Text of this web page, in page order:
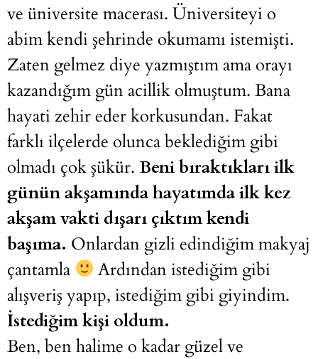
ve üniversite macerası. Üniversiteyi o
abim kendi şehrinde okumamı istemişti.
Zaten gelmez diye yazmıştım ama orayı
kazandığım gün acillik olmuştum. Bana
hayati zehir eder korkusundan. Fakat
farklı ilçelerde olunca beklediğim gibi
olmadı çok şükür. Beni bıraktıkları ilk
günün akşamında hayatımda ilk kez
akşam vakti dışarı çıktım kendi
başıma. Onlardan gizli edindiğim makyaj
çantamla
Ardından istediğim gibi
alışveriş yapıp, istediğim gibi giyindim.
İstediğim kişi oldum.
Ben, ben halime o kadar güzel ve